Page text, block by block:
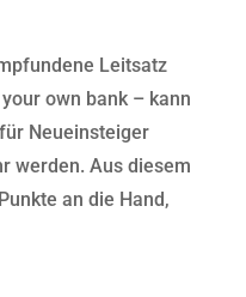
Leitsatz
own bank – kann
Neueinsteiger
werden. Aus diesem
an die Hand,